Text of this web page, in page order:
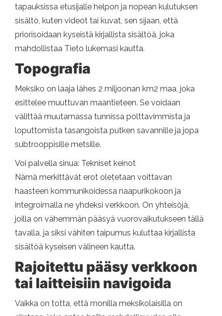
tapauksissa etusijalle helpon ja nopean kulutuksen
sisältö, kuten videot tai kuvat, sen sijaan, että
priorisoidaan kyseistä kirjallista sisältöä, joka
mahdollistaa Tieto lukemasi kautta.
Topografia
Meksiko on laaja lähes 2 miljoonan km2 maa, joka
esittelee muuttuvan maantieteen. Se voidaan
välittää muutamassa tunnissa polttavimmista ja
loputtomista tasangoista putken savannille ja jopa
subtrooppisille metsille.
Voi palvella sinua: Tekniset keinot
Nämä merkittävät erot oletetaan voittavan
haasteen kommunikoidessa naapurikokoon ja
integroimalla ne yhdeksi verkkoon. On yhteisöjä,
joilla on vähemmän pääsyä vuorovaikutukseen tällä
tavalla, ja siksi vähiten taipumus kuluttaa kirjallista
sisältöä kyseisen välineen kautta.
Rajoitettu pääsy verkkoon
tai laitteisiin navigoida
Vaikka on totta, että monilla meksikolaisilla on